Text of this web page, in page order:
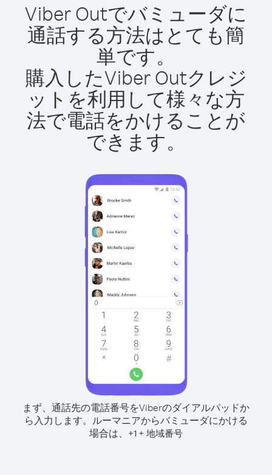
Viber Outでバミューダに
通話する方法はとても簡
単です。
購入したViber Outクレジ
ットを利用して様々な方
法で電話をかけることが
できます。
まず、通話先の電話番号をViberのダイアルパッドか
ら入力します。 ルーマニアからバミューダにかける
場合は、 +1 + 地域番号